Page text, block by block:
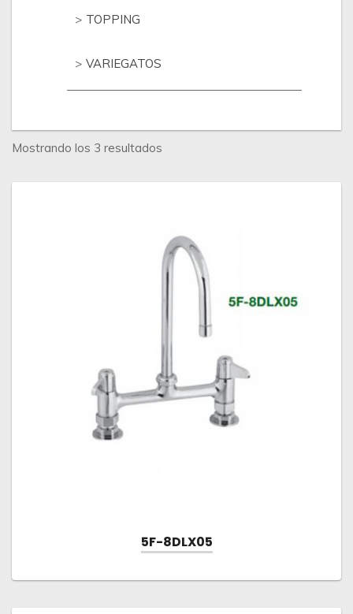
TOPPING
VARIEGATOS
Mostrando los 3 resultados
5F-8DLX05